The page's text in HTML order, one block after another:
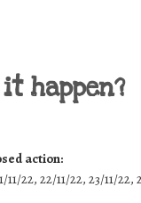
happen?
action:
11/22, 22/11/22, 23/11/